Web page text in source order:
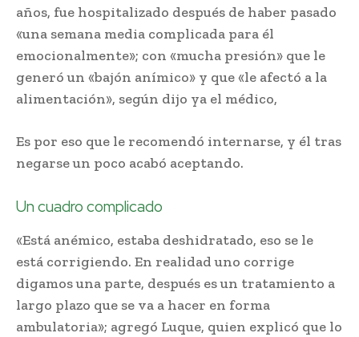
años, fue hospitalizado después de haber pasado
«una semana media complicada para él
emocionalmente»; con «mucha presión» que le
generó un «bajón anímico» y que «le afectó a la
alimentación», según dijo ya el médico,
Es por eso que le recomendó internarse, y él tras
negarse un poco acabó aceptando.
Un cuadro complicado
«Está anémico, estaba deshidratado, eso se le
está corrigiendo. En realidad uno corrige
digamos una parte, después es un tratamiento a
largo plazo que se va a hacer en forma
ambulatoria»; agregó Luque, quien explicó que lo